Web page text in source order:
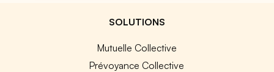
SOLUTIONS
Mutuelle Collective
Prévoyance Collective